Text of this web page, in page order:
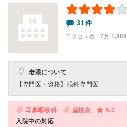
31件
アクセス数 7月:1,888
老眼について
【専門医・資格】 眼科専門医
耳鼻咽喉科 扁桃炎
5.0
入院中の対応